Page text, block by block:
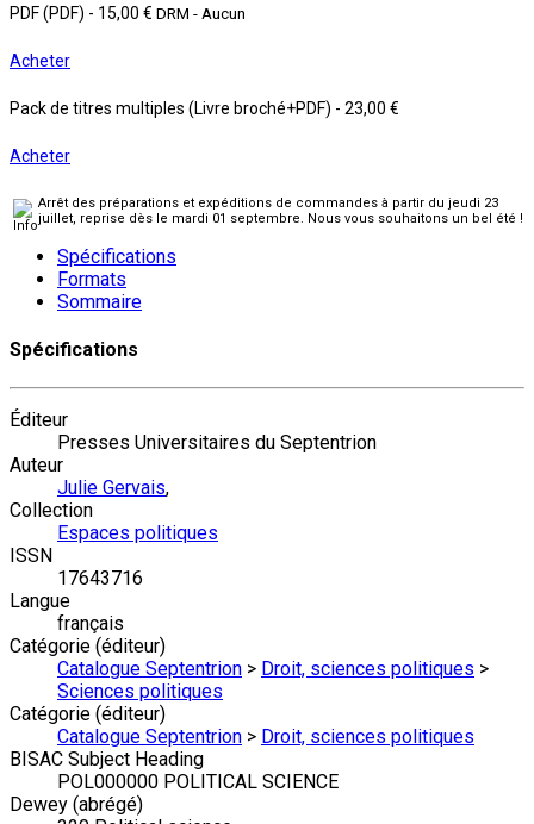
PDF (PDF) - 15,00 € DRM - Aucun
Acheter
Pack de titres multiples (Livre broché+PDF) - 23,00 €
Acheter
Arrêt des préparations et expéditions de commandes à partir du jeudi 23
juillet, reprise dès le mardi 01 septembre. Nous vous souhaitons un bel été !
Spécifications
Formats
Sommaire
Spécifications
Éditeur
Presses Universitaires du Septentrion
Auteur
Julie Gervais,
Collection
Espaces politiques
ISSN
17643716
Langue
français
Catégorie (éditeur)
Catalogue Septentrion > Droit, sciences politiques >
Sciences politiques
Catégorie (éditeur)
Catalogue Septentrion > Droit, sciences politiques
BISAC Subject Heading
POL000000 POLITICAL SCIENCE
Dewey (abrégé)